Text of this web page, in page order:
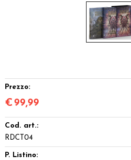
Prezzo:
€ 99,99
Cod. art.:
RDCT04
P. Listino: